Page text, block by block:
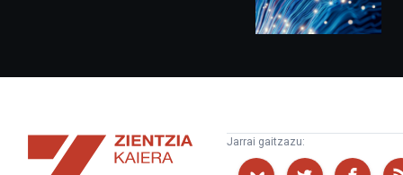
Zientzia
Kaiera
Jarrai gaitzazu: